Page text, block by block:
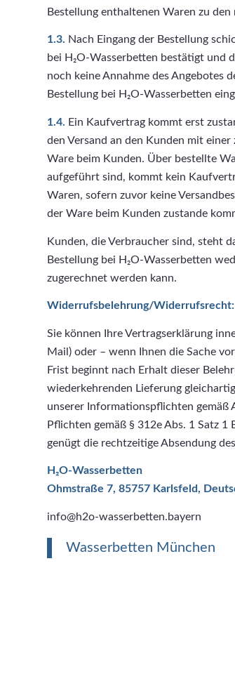
Bestellung enthaltenen Waren zu
1.3. Nach Eingang der Bestellung
bei H₂O-Wasserbetten bestätigt und
noch keine Annahme des Angebotes
Bestellung bei H₂O-Wasserbetten
1.4. Ein Kaufvertrag kommt erst
den Versand an den Kunden mit
Ware beim Kunden. Über bestellte
aufgeführt sind, kommt kein
Waren, sofern zuvor keine
der Ware beim Kunden zustande
Kunden, die Verbraucher sind, steht
Bestellung bei H₂O-Wasserbetten
zugerechnet werden kann.
Widerrufsbelehrung/Widerrufsrecht:
Sie können Ihre Vertragserklärung
Mail) oder – wenn Ihnen die Sache
Frist beginnt nach Erhalt dieser
wiederkehrenden Lieferung
unserer Informationspflichten gemäß
Pflichten gemäß § 312e Abs. 1 Satz
genügt die rechtzeitige Absendung
H₂O-Wasserbetten
Ohmstraße 7, 85757 Karlsfeld,
info@h2o-wasserbetten.bayern
Wasserbetten München